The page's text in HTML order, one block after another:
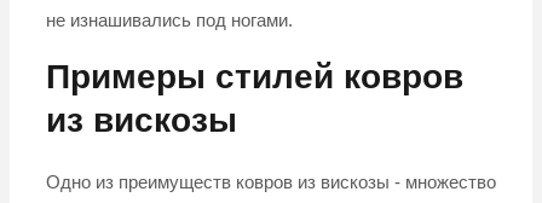
не изнашивались под ногами.
Примеры стилей ковров
из вискозы
Одно из преимуществ ковров из вискозы - множество